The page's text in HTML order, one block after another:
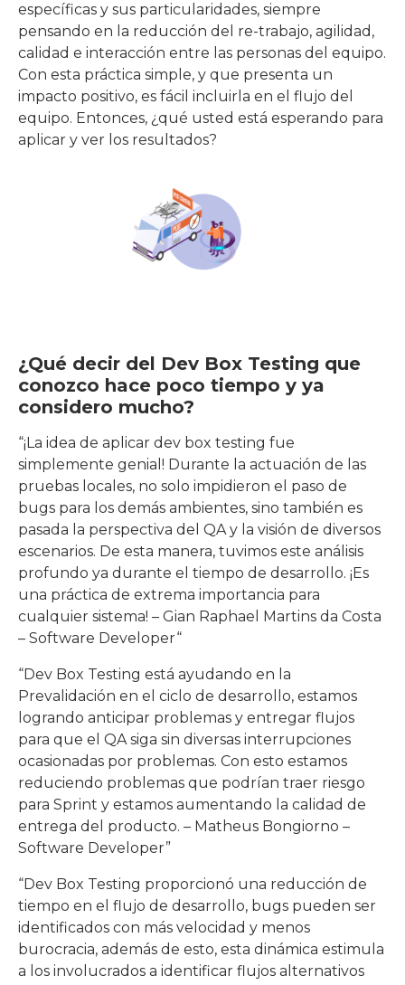
específicas y sus particularidades, siempre
pensando en la reducción del re-trabajo, agilidad,
calidad e interacción entre las personas del equipo.
Con esta práctica simple, y que presenta un
impacto positivo, es fácil incluirla en el flujo del
equipo. Entonces, ¿qué usted está esperando para
aplicar y ver los resultados?
¿Qué decir del Dev Box Testing que
conozco hace poco tiempo y ya
considero mucho?
“¡La idea de aplicar dev box testing fue
simplemente genial! Durante la actuación de las
pruebas locales, no solo impidieron el paso de
bugs para los demás ambientes, sino también es
pasada la perspectiva del QA y la visión de diversos
escenarios. De esta manera, tuvimos este análisis
profundo ya durante el tiempo de desarrollo. ¡Es
una práctica de extrema importancia para
cualquier sistema! – Gian Raphael Martins da Costa
– Software Developer“
“Dev Box Testing está ayudando en la
Prevalidación en el ciclo de desarrollo, estamos
logrando anticipar problemas y entregar flujos
para que el QA siga sin diversas interrupciones
ocasionadas por problemas. Con esto estamos
reduciendo problemas que podrían traer riesgo
para Sprint y estamos aumentando la calidad de
entrega del producto. – Matheus Bongiorno –
Software Developer”
“Dev Box Testing proporcionó una reducción de
tiempo en el flujo de desarrollo, bugs pueden ser
identificados con más velocidad y menos
burocracia, además de esto, esta dinámica estimula
a los involucrados a identificar flujos alternativos